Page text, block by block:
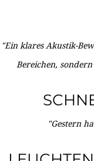
"Ein klares Akustik-
Bereichen,
"Gestern